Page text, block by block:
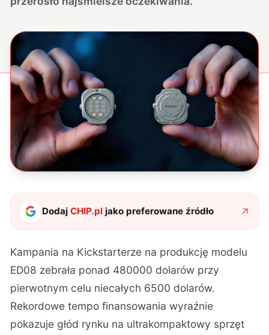
DodajCHIP.pl jako preferowane źródło
Kampania na Kickstarterze na produkcję modelu
ED08 zebrała ponad 480000 dolarów przy
pierwotnym celu niecałych 6500 dolarów.
Rekordowe tempo finansowania wyraźnie
pokazuje głód rynku na ultrakompaktowy sprzęt